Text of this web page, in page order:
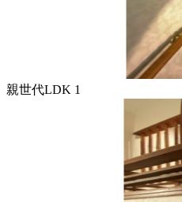
親世代LDK 1